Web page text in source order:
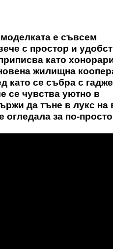
е съвсем
с простор и
като
жилищна
като се събра с
се чувства уютно в
да тъне в лукс на
за по-